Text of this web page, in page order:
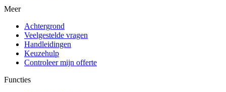
Meer
Achtergrond
Veelgestelde vragen
Handleidingen
Keuzehulp
Controleer mijn offerte
Functies